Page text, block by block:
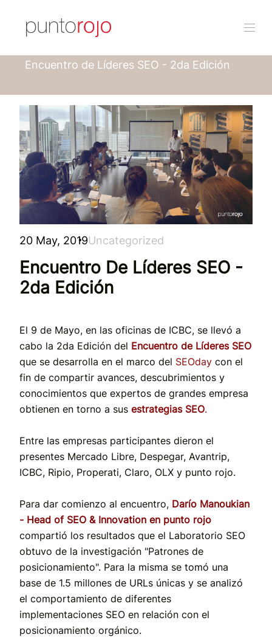
Encuentro de Líderes SEO - 2da Edición
20 May, 2019Uncategorized
Encuentro De Líderes SEO -
2da Edición
El 9 de Mayo, en las oficinas de ICBC, se llevó a
cabo la 2da Edición del Encuentro de Líderes SEO
que se desarrolla en el marco del SEOday con el
fin de compartir avances, descubrimientos y
conocimientos que expertos de grandes empresa
obtienen en torno a sus estrategias SEO.
Entre las empresas participantes dieron el
presentes Mercado Libre, Despegar, Avantrip,
ICBC, Ripio, Properati, Claro, OLX y punto rojo.
Para dar comienzo al encuentro, Darío Manoukian
- Head of SEO & Innovation en punto rojo
compartió los resultados que el Laboratorio SEO
obtuvo de la investigación "Patrones de
posicionamiento". Para la misma se tomó una
base de 1.5 millones de URLs únicas y se analizó
el comportamiento de diferentes
implementaciones SEO en relación con el
posicionamiento orgánico.